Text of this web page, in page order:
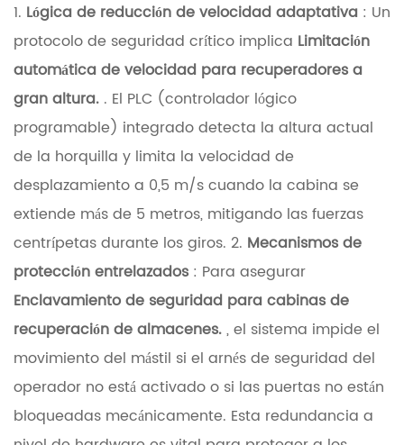
e
s
t
a
b
l
i
d
a
d
e
s
t
á
1. Lógica de reducción de velocidad adaptativa : Un
protocolo de seguridad crítico implica Limitación
automática de velocidad para recuperadores a
gran altura. . El PLC (controlador lógico
programable) integrado detecta la altura actual
de la horquilla y limita la velocidad de
desplazamiento a 0,5 m/s cuando la cabina se
extiende más de 5 metros, mitigando las fuerzas
centrípetas durante los giros. 2. Mecanismos de
protección entrelazados : Para asegurar
Enclavamiento de seguridad para cabinas de
recuperación de almacenes., el sistema impide el
movimiento del mástil si el arnés de seguridad del
operador no está activado o si las puertas no están
bloqueadas mecánicamente. Esta redundancia a